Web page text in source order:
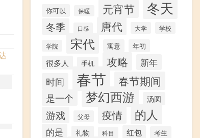
你可以 保暖 元宵节 冬天
冬季 口感 唐代 大学 学校
学院 宋代 寓意 年初
很多人 手机 攻略 新年
时间 春节 春节期间
是一个 梦幻西游 汤圆
游戏 父母 疫情 的人
的是 礼物 科目 红包
考生